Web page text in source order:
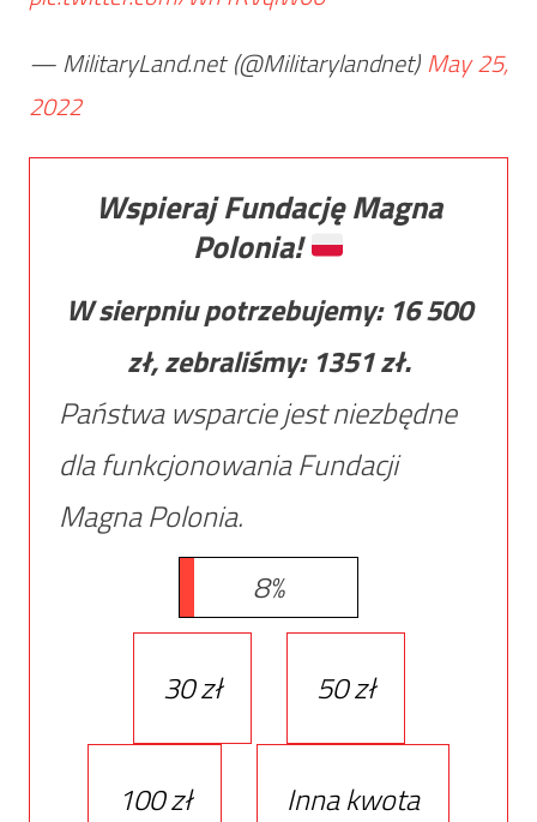
— MilitaryLand.net (@Militarylandnet)May 25,
2022
Wspieraj Fundację Magna
Polonia!
W sierpniu potrzebujemy: 16 500
zł, zebraliśmy: 1351zł.
Państwa wsparcie jest niezbędne
dla funkcjonowania Fundacji
Magna Polonia.
8%
30 zł 50 zł
100 zł Inna kwota